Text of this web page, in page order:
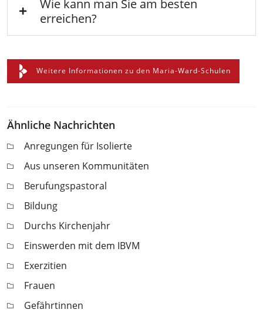
Wie kann man Sie am besten
erreichen?
Weitere Informationen zu den Maria-Ward-Schulen
Ähnliche Nachrichten
Anregungen für Isolierte
Aus unseren Kommunitäten
Berufungspastoral
Bildung
Durchs Kirchenjahr
Einswerden mit dem IBVM
Exerzitien
Frauen
Gefährtinnen